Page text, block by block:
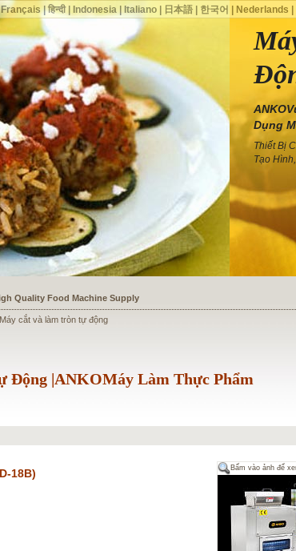
Dụng
Thiết Bị
Tạo
Assists a Shoe Seller to Start a Food Business
cắt và làm tròn tự động
Động |ANKOMáy Làm Thực Phẩm
Bấm vào ảnh để
18B)
Français|हिन्दी| Indonesia| Italiano| 日本語| 한국어 Nederlands